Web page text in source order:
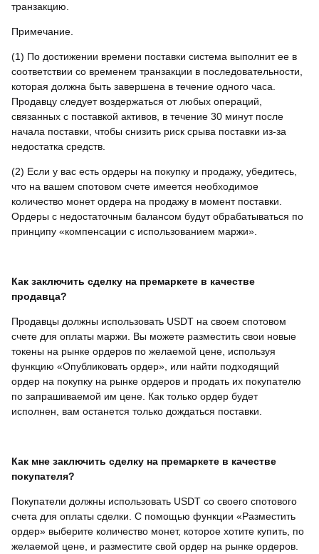
транзакцию.
Примечание.
(1) По достижении времени поставки система выполнит ее в
соответствии со временем транзакции в последовательности,
которая должна быть завершена в течение одного часа.
Продавцу следует воздержаться от любых операций,
связанных с поставкой активов, в течение 30 минут после
начала поставки, чтобы снизить риск срыва поставки из-за
недостатка средств.
(2) Если у вас есть ордеры на покупку и продажу, убедитесь,
что на вашем спотовом счете имеется необходимое
количество монет ордера на продажу в момент поставки.
Ордеры с недостаточным балансом будут обрабатываться по
принципу «компенсации с использованием маржи».
Как заключить сделку на премаркете в качестве
продавца?
Продавцы должны использовать USDT на своем спотовом
счете для оплаты маржи. Вы можете разместить свои новые
токены на рынке ордеров по желаемой цене, используя
функцию «Опубликовать ордер», или найти подходящий
ордер на покупку на рынке ордеров и продать их покупателю
по запрашиваемой им цене. Как только ордер будет
исполнен, вам останется только дождаться поставки.
Как мне заключить сделку на премаркете в качестве
покупателя?
Покупатели должны использовать USDT со своего спотового
счета для оплаты сделки. С помощью функции «Разместить
ордер» выберите количество монет, которое хотите купить, по
желаемой цене, и разместите свой ордер на рынке ордеров.